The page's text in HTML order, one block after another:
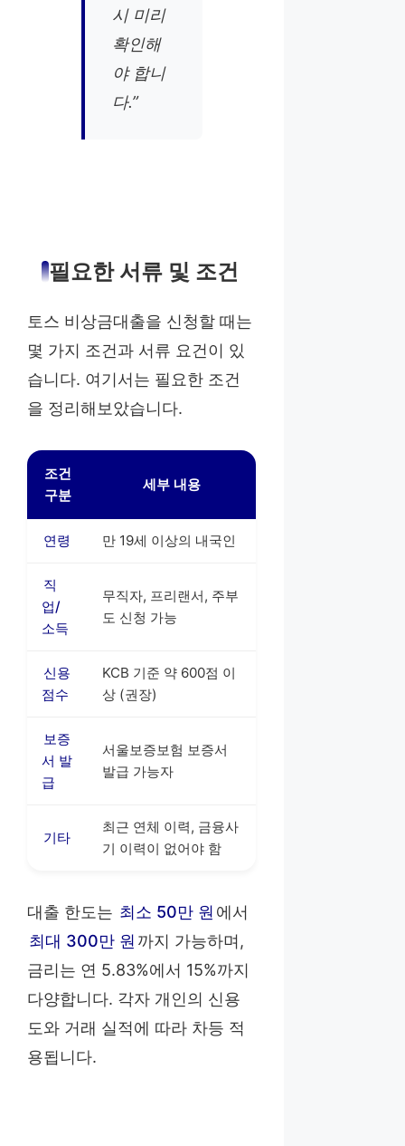
시 미리
확인해
야 합니
다.”
필요한 서류 및 조건
토스 비상금대출을 신청할 때는
몇 가지 조건과 서류 요건이 있
습니다. 여기서는 필요한 조건
을 정리해보았습니다.
조건
구분
세부 내용
연령 만 19세 이상의 내국인
직
업/
소득
무직자, 프리랜서, 주부
도 신청 가능
신용
점수
KCB 기준 약 600점 이
상 (권장)
보증
서 발
급
서울보증보험 보증서
발급 가능자
기타
최근 연체 이력, 금융사
기 이력이 없어야 함
대출 한도는 최소 50만 원 에서
최대 300만 원 까지 가능하며,
금리는 연 5.83%에서 15%까지
다양합니다. 각자 개인의 신용
도와 거래 실적에 따라 차등 적
용됩니다.